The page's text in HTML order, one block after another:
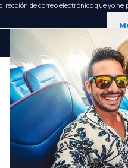
de correo electrónico que yo he